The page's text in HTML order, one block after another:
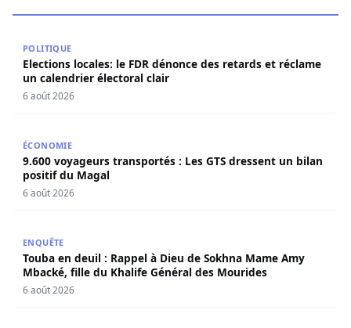
POLITIQUE
Elections locales: le FDR dénonce des retards et réclame
un calendrier électoral clair
6 août 2026
ÉCONOMIE
9.600 voyageurs transportés : Les GTS dressent un bilan
positif du Magal
6 août 2026
ENQUÊTE
Touba en deuil : Rappel à Dieu de Sokhna Mame Amy
Mbacké, fille du Khalife Général des Mourides
6 août 2026